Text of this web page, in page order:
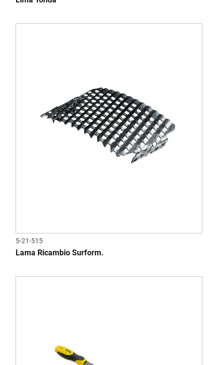
5-21-515
Lama Ricambio Surform.